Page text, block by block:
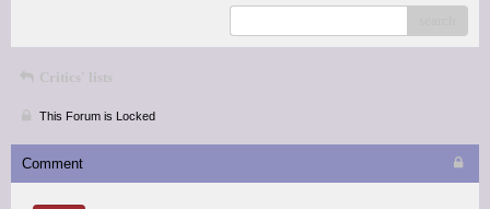
Critics' lists
This Forum is Locked
Comment